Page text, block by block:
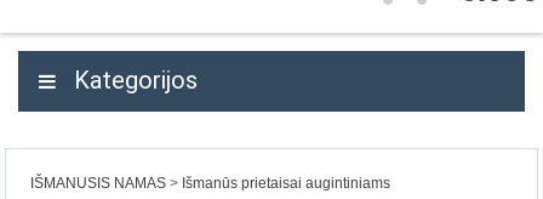
Kategorijos
IŠMANUSIS NAMAS Išmanūs prietaisai augintiniams